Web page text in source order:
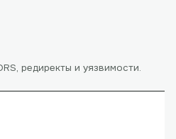
редиректы и уязвимости.